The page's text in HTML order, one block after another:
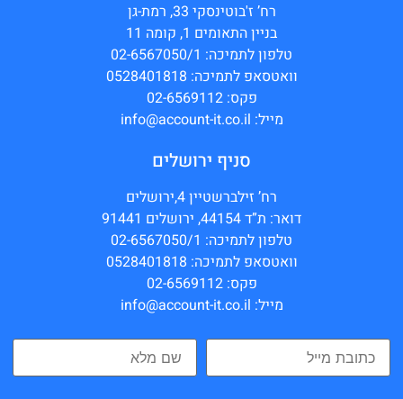
רח’ ז'בוטינסקי 33, רמת-גן
בניין התאומים 1, קומה 11
טלפון לתמיכה: 02-6567050/1
וואטסאפ לתמיכה: 0528401818
פקס: 02-6569112
מייל: info@account-it.co.il
סניף ירושלים
רח’ זילברשטיין 4,ירושלים
דואר: ת”ד 44154, ירושלים 91441
טלפון לתמיכה: 02-6567050/1
וואטסאפ לתמיכה: 0528401818
פקס: 02-6569112
מייל: info@account-it.co.il